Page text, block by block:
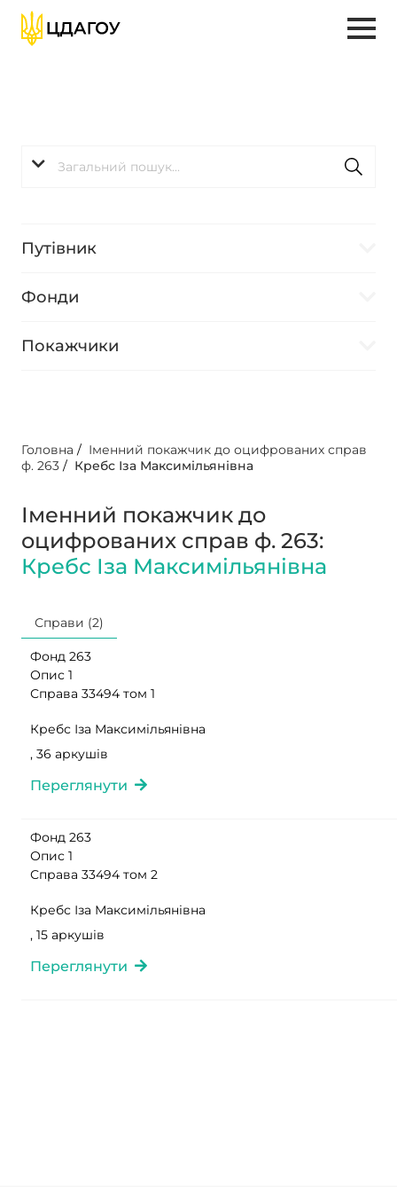
Путівник
Фонди
Покажчики
Головна / Іменний покажчик до оцифрованих справ
ф. 263 / Кребс Іза Максимільянівна
Іменний покажчик до
оцифрованих справ ф. 263:
Кребс Іза Максимільянівна
Справи (2)
Фонд 263
Опис 1
Справа 33494 том 1
Кребс Іза Максимільянівна
, 36 аркушів
Переглянути
Фонд 263
Опис 1
Справа 33494 том 2
Кребс Іза Максимільянівна
, 15 аркушів
Переглянути